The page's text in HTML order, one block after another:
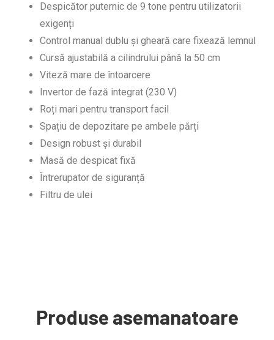
Despicător puternic de 9 tone pentru utilizatorii
exigenți
Control manual dublu și gheară care fixează lemnul
Cursă ajustabilă a cilindrului până la 50 cm
Viteză mare de întoarcere
Invertor de fază integrat (230 V)
Roți mari pentru transport facil
Spațiu de depozitare pe ambele părți
Design robust și durabil
Masă de despicat fixă
Întrerupator de siguranță
Filtru de ulei
Produse asemanatoare